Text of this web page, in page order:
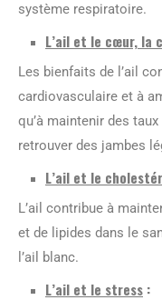
système respiratoire.
L’ail et le cœur, la
Les bienfaits de l’ail
cardiovasculaire et à
qu’à maintenir des
retrouver des jambes
L’ail et le
L’ail contribue à
et de lipides dans le
l’ail blanc.
L’ail et le stress :